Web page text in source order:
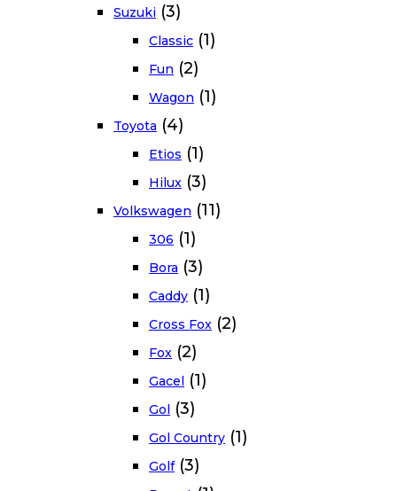
Suzuki (3)
Classic (1)
Fun (2)
Wagon (1)
Toyota (4)
Etios (1)
Hilux (3)
Volkswagen (11)
306 (1)
Bora (3)
Caddy (1)
Cross Fox (2)
Fox (2)
Gacel (1)
Gol (3)
Gol Country (1)
Golf (3)